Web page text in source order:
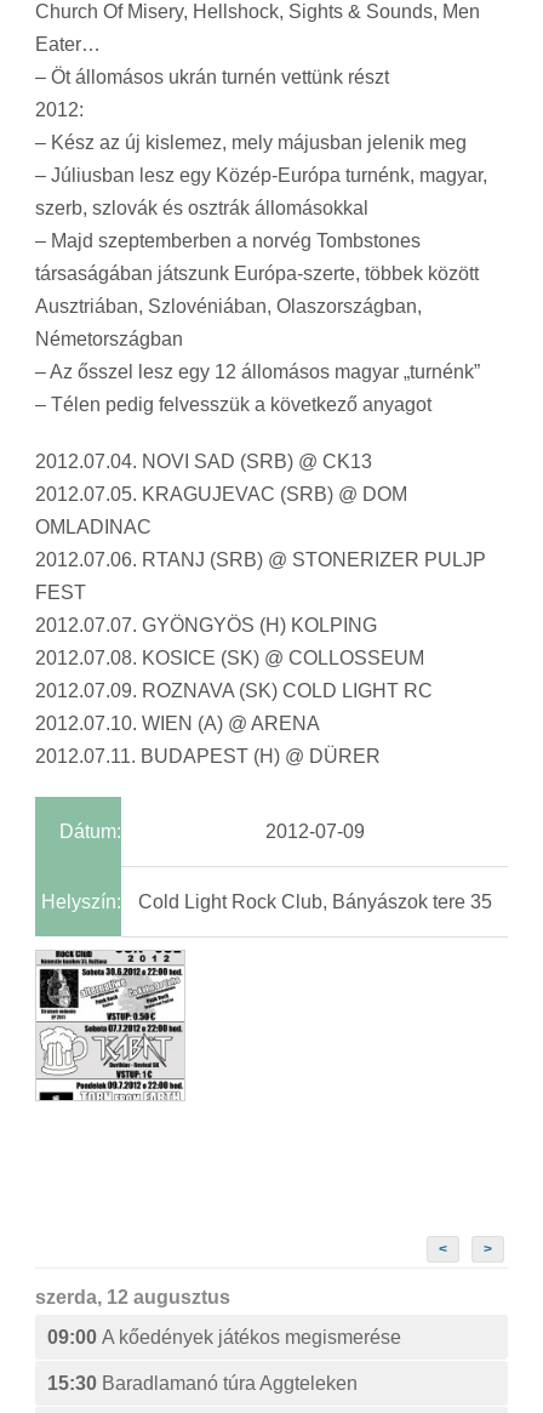
Church Of Misery, Hellshock, Sights & Sounds, Men
Eater…
– Öt állomásos ukrán turnén vettünk részt
2012:
– Kész az új kislemez, mely májusban jelenik meg
– Júliusban lesz egy Közép-Európa turnénk, magyar,
szerb, szlovák és osztrák állomásokkal
– Majd szeptemberben a norvég Tombstones
társaságában játszunk Európa-szerte, többek között
Ausztriában, Szlovéniában, Olaszországban,
Németországban
– Az ősszel lesz egy 12 állomásos magyar „turnénk”
– Télen pedig felvesszük a következő anyagot
2012.07.04. NOVI SAD (SRB) @ CK13
2012.07.05. KRAGUJEVAC (SRB) @ DOM
OMLADINAC
2012.07.06. RTANJ (SRB) @ STONERIZER PULJP
FEST
2012.07.07. GYÖNGYÖS (H) KOLPING
2012.07.08. KOSICE (SK) @ COLLOSSEUM
2012.07.09. ROZNAVA (SK) COLD LIGHT RC
2012.07.10. WIEN (A) @ ARENA
2012.07.11. BUDAPEST (H) @ DÜRER
Dátum: 2012-07-09
Helyszín: Cold Light Rock Club, Bányászok tere 35
< >
szerda, 12 augusztus
09:00 A kőedények játékos megismerése
15:30 Baradlamanó túra Aggteleken